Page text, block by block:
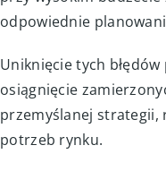
Wiara w to, że
przy wysokim
odpowiednie
Uniknięcie tych